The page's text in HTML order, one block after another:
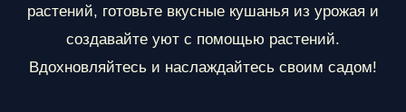
растений, готовьте вкусные кушанья из урожая и
создавайте уют с помощью растений.
Вдохновляйтесь и наслаждайтесь своим садом!